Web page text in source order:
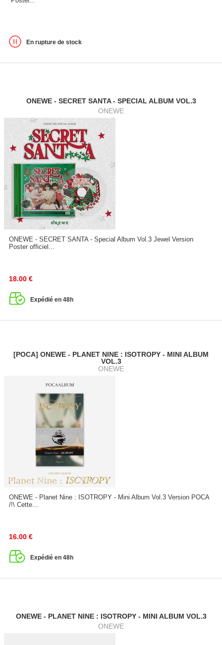
En rupture de stock
ONEWE - SECRET SANTA - SPECIAL ALBUM VOL.3
ONEWE
ONEWE - SECRET SANTA - Special Album Vol.3 Jewel Version
Poster officiel...
18.00 €
Expédié en 48h
[POCA] ONEWE - PLANET NINE : ISOTROPY - MINI ALBUM
VOL.3
ONEWE
ONEWE - Planet Nine : ISOTROPY - Mini Album Vol.3 Version POCA
/!\ Cette...
16.00 €
Expédié en 48h
ONEWE - PLANET NINE : ISOTROPY - MINI ALBUM VOL.3
ONEWE